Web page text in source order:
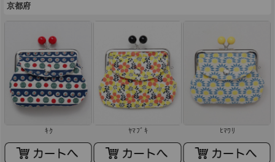
京都府
ｷｸ ﾔﾏﾌﾞｷ ﾋﾏﾜﾘ